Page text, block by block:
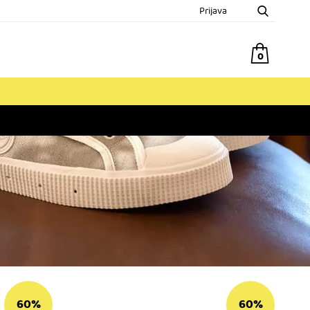
Prijava
60% 60%
0